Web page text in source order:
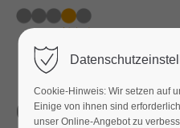
Geschäftsführer
Cookie-Hinweis: Wir setzen auf
Einige von ihnen sind
unser Online-Angebot zu